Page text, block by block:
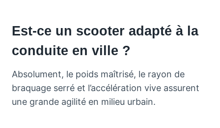
Est-ce un scooter adapté à la
conduite en ville ?
Absolument, le poids maîtrisé, le rayon de
braquage serré et l’accélération vive assurent
une grande agilité en milieu urbain.